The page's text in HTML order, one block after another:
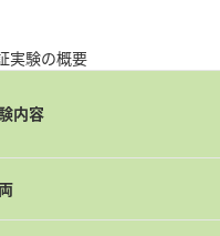
実験の概要
内容